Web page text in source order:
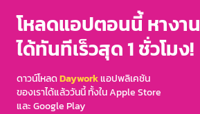
โหลดแอปตอนนี้ หางาน
ได้ทันทีเร็วสุด 1 ชั่วโมง!
ดาวน์โหลดDayworkแอปพลิเคชัน
ของเราได้แล้ววันนี้ ทั้งใน Apple Store
และ Google Play